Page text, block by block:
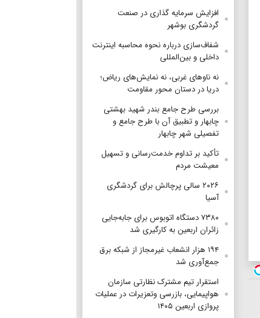
افزایش سرمایه گذاری در صنعت
گردشگری بوشهر
شفاف‌سازی درباره نحوه محاسبه اینترنت
داخلی و بین‌المللی
نه ناوهای غربی، نه نمایش‌های ریاض؛
دریا در دستان محور مقاومت
بررسی طرح جامع بندر شهید بهشتی
چابهار و تطبیق آن با طرح جامع و
تفصیلی شهر چابهار
تأکید بر تداوم خدمت‌رسانی و تسهیل
معیشت مردم
۲۰۲۶ سالی پرچالش برای گردشگری
آسیا
۷۳۸۰ دستگاه اتوبوس برای جابه‌جایی
زائران اربعین به‌ کارگیری شد
۱۹۴ هزار انشعاب غیرمجاز از شبکه برق
جمع‌آوری شد
استقرار تیم مشترک نظارتی سازمان
هواپیمایی، بازرسی وتعزیرات در عملیات
پروازی اربعین ۱۴۰۵